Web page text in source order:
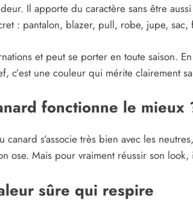
Il apporte du caractère sans être
: pantalon, blazer, pull, robe, jupe,
et peut se porter en toute saison.
c’est une couleur qui mérite clairement
fonctionne le mieux
s’associe très bien avec les
ose. Mais pour vraiment réussir son
sûre qui respire